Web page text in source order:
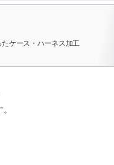
ケース・ハーネス加工